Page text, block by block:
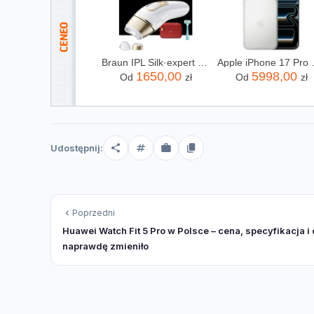
Od 1650,00 zł
Od 5998,00 zł
Udostępnij:
Poprzedni
Huawei Watch Fit 5 Pro w Polsce – cena, specyfikacja i
naprawdę zmieniło